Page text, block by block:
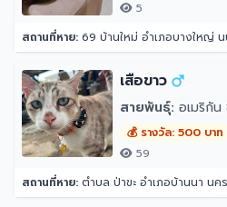
5
สถานที่หาย: 69 บ้านใหม่ อำเภอบางใหญ่
เสือขาว
สายพันธุ์: อเมริกัน
💰 รางวัล: 500 บาท
59
สถานที่หาย: ตำบล ป่าขะ อำเภอบ้านนา นค